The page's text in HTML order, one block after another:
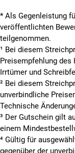
* Als Gegenleistung
veröffentlichten
teilgenommen.
¹ Bei diesem
Preisempfehlung des
Irrtümer und
² Bei diesem
unverbindliche
Technische
³ Der Gutschein gilt
einem
⁴ Gültig für
gegenüber der